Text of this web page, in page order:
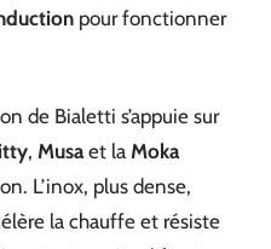
pour fonctionner
de Bialetti s’appuie sur
, Musaet la Moka
L’inox, plus dense,
la chauffe et résiste